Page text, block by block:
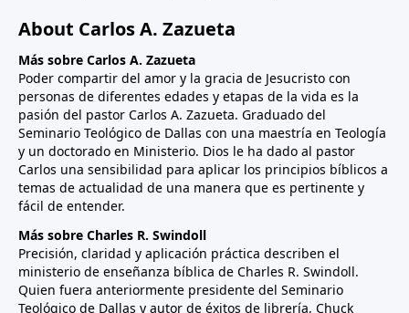
About Carlos A. Zazueta
Más sobre Carlos A. Zazueta
Poder compartir del amor y la gracia de Jesucristo con
personas de diferentes edades y etapas de la vida es la
pasión del pastor Carlos A. Zazueta. Graduado del
Seminario Teológico de Dallas con una maestría en Teología
y un doctorado en Ministerio. Dios le ha dado al pastor
Carlos una sensibilidad para aplicar los principios bíblicos a
temas de actualidad de una manera que es pertinente y
fácil de entender.
Más sobre Charles R. Swindoll
Precisión, claridad y aplicación práctica describen el
ministerio de enseñanza bíblica de Charles R. Swindoll.
Quien fuera anteriormente presidente del Seminario
Teológico de Dallas y autor de éxitos de librería, Chuck